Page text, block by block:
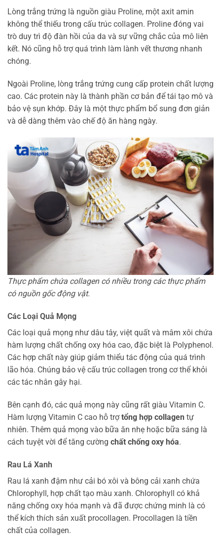
Lòng trắng trứng là nguồn giàu Proline, một axit amin
không thể thiếu trong cấu trúc collagen. Proline đóng vai
trò duy trì độ đàn hồi của da và sự vững chắc của mô liên
kết. Nó cũng hỗ trợ quá trình làm lành vết thương nhanh
chóng.
Ngoài Proline, lòng trắng trứng cung cấp protein chất lượng
cao. Các protein này là thành phần cơ bản để tái tạo mô và
bảo vệ sụn khớp. Đây là một thực phẩm bổ sung đơn giản
và dễ dàng thêm vào chế độ ăn hàng ngày.
Thực phẩm chứa collagen có nhiều trong các thực phẩm
có nguồn gốc động vật.
Các Loại Quả Mọng
Các loại quả mọng như dâu tây, việt quất và mâm xôi chứa
hàm lượng chất chống oxy hóa cao, đặc biệt là Polyphenol.
Các hợp chất này giúp giảm thiểu tác động của quá trình
lão hóa. Chúng bảo vệ cấu trúc collagen trong cơ thể khỏi
các tác nhân gây hại.
Bên cạnh đó, các quả mọng này cũng rất giàu Vitamin C.
Hàm lượng Vitamin C cao hỗ trợtổng hợp collagen tự
nhiên. Thêm quả mọng vào bữa ăn nhẹ hoặc bữa sáng là
cách tuyệt vời để tăng cường chất chống oxy hóa.
Rau Lá Xanh
Rau lá xanh đậm như cải bó xôi và bông cải xanh chứa
Chlorophyll, hợp chất tạo màu xanh. Chlorophyll có khả
năng chống oxy hóa mạnh và đã được chứng minh là có
thể kích thích sản xuất procollagen. Procollagen là tiền
chất của collagen.